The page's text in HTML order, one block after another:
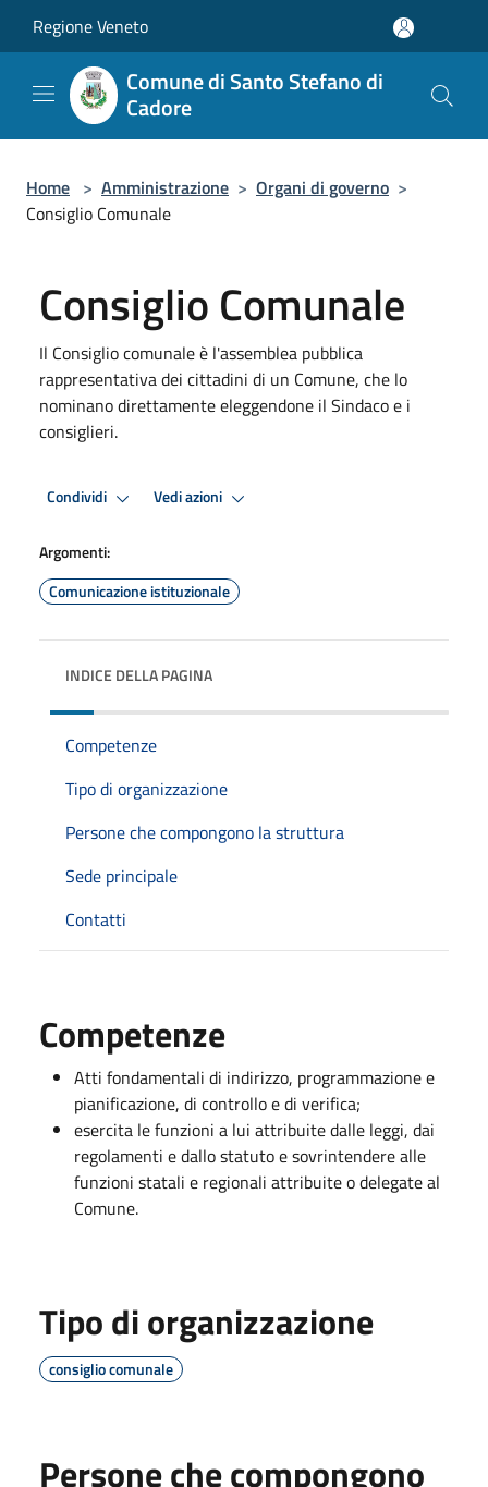
Regione Veneto
Comune di Santo Stefano di
Cadore
Home > Amministrazione > Organi di governo >
Consiglio Comunale
Consiglio Comunale
Il Consiglio comunale è l'assemblea pubblica
rappresentativa dei cittadini di un Comune, che lo
nominano direttamente eleggendone il Sindaco e i
consiglieri.
Condividi Vedi azioni
Argomenti:
Comunicazione istituzionale
INDICE DELLA PAGINA
Competenze
Tipo di organizzazione
Persone che compongono la struttura
Sede principale
Contatti
Competenze
Atti fondamentali di indirizzo, programmazione e
pianificazione, di controllo e di verifica;
esercita le funzioni a lui attribuite dalle leggi, dai
regolamenti e dallo statuto e sovrintendere alle
funzioni statali e regionali attribuite o delegate al
Comune.
Tipo di organizzazione
consiglio comunale
Persone che compongono